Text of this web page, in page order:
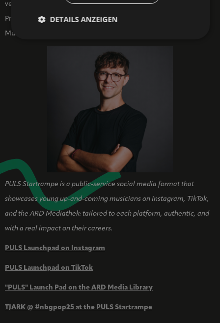
verschiedenen Musikformaten von BR PULS sowie als Musiker und
Produzent seit Jahren aktiver Teilnehmer in der bayerischen
Musikszene.
PULS Startrampe is a public-service social media format that
showcases young up-and-coming musicians on Instagram, TikTok,
and the ARD Mediathek: tailored to each platform, authentic, and
with a real impact on their careers.
PULS Launchpad on Instagram
PULS Launchpad on TikTok
"PULS" Launch Pad on the ARD Media Library
TJARK @ #nbgpop25 at the PULS Startrampe
DETAILS ANZEIGEN